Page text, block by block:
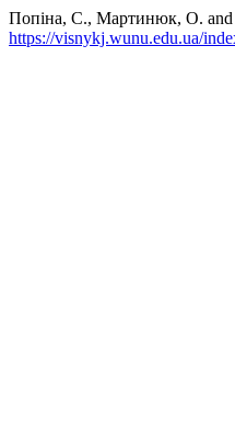
Попіна, С., Мартинюк, О.
https://visnykj.wunu.edu.ua/